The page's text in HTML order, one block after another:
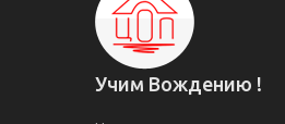
Учим Вождению !